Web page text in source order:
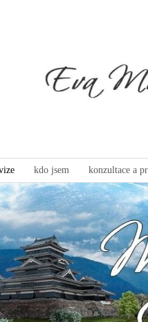
kdo jsem konzultace a